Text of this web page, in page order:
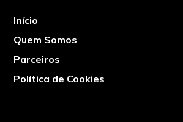
Início
Quem Somos
Parceiros
Política de Cookies